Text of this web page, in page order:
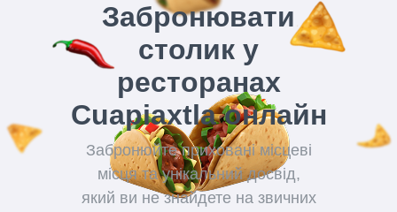
Забронювати
столик у
ресторанах
Cuapiaxtla онлайн
Забронюйте приховані місцеві
місця та унікальний досвід,
який ви не знайдете на звичних